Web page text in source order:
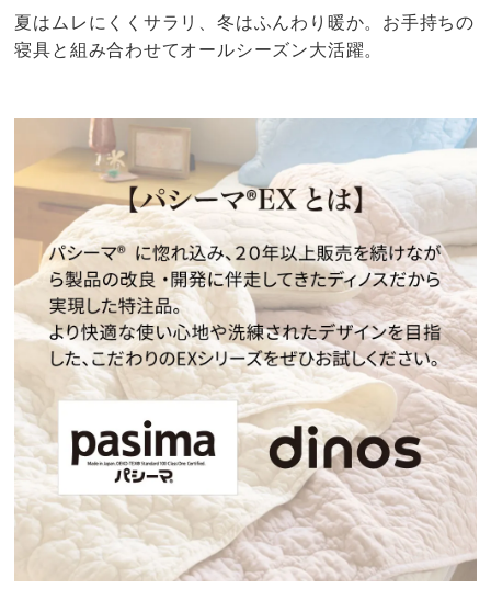
夏はムレにくくサラリ、冬はふんわり暖か。お手持ちの
寝具と組み合わせてオールシーズン大活躍。